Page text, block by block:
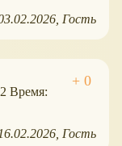
Гость
Время:
16.02.2026 Гость